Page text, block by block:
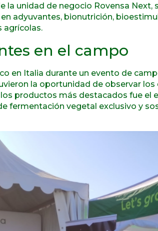
la unidad de negocio Rovensa Next,
adyuvantes, bionutrición,
agrícolas.
en el campo
en Italia durante un evento de
la oportunidad de observar los
productos más destacados fue el
fermentación vegetal exclusivo y